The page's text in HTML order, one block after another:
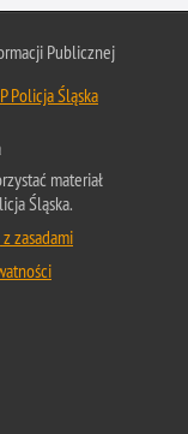
Publicznej
Policja Śląska
materiał
Śląska.
zasadami